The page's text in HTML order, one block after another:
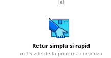
Osmoza inversa
Sisteme fara pompa de
Sisteme cu pompa de presiune
lei
Retur simplu si rapid
in 15 zile de la primirea comenzii